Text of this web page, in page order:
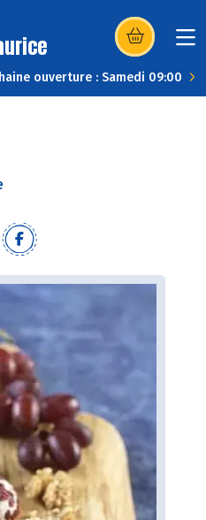
(s’ouvre dans
ouverture : Samedi 09:00